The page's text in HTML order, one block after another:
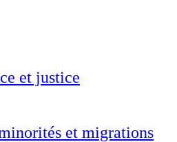
et justice
et migrations